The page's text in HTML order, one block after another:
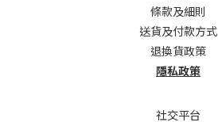
條款及細則
送貨及付款方式
退換貨政策
隱私政策
社交平台